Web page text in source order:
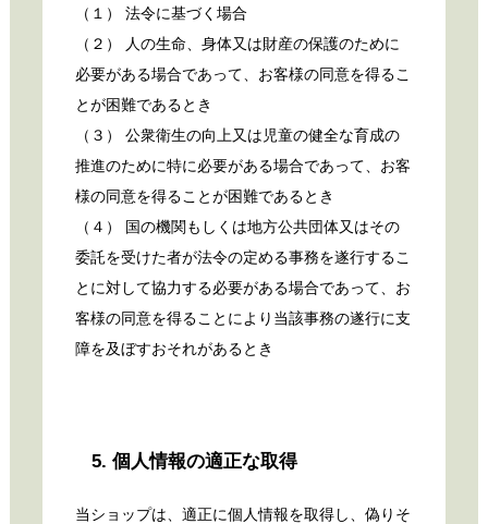
（１） 法令に基づく場合
（２） 人の生命、身体又は財産の保護のために
必要がある場合であって、お客様の同意を得るこ
とが困難であるとき
（３） 公衆衛生の向上又は児童の健全な育成の
推進のために特に必要がある場合であって、お客
様の同意を得ることが困難であるとき
（４） 国の機関もしくは地方公共団体又はその
委託を受けた者が法令の定める事務を遂行するこ
とに対して協力する必要がある場合であって、お
客様の同意を得ることにより当該事務の遂行に支
障を及ぼすおそれがあるとき
5. 個人情報の適正な取得
当ショップは、適正に個人情報を取得し、偽りそ